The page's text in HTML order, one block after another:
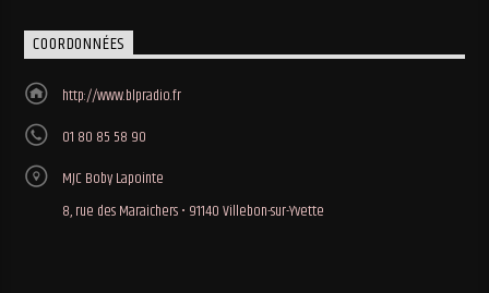
COORDONNÉES
http://www.blpradio.fr
01 80 85 58 90
MJC Boby Lapointe
8, rue des Maraichers • 91140 Villebon-sur-Yvette